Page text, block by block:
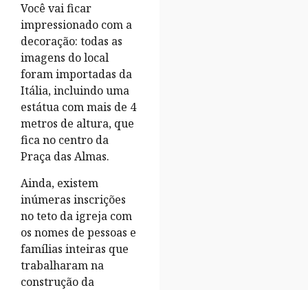
Você vai ficar
impressionado com a
decoração: todas as
imagens do local
foram importadas da
Itália, incluindo uma
estátua com mais de 4
metros de altura, que
fica no centro da
Praça das Almas.
Ainda, existem
inúmeras inscrições
no teto da igreja com
os nomes de pessoas e
famílias inteiras que
trabalharam na
construção da